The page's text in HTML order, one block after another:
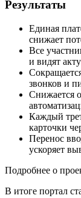
Результаты
Единая
снижает
Все
и видят
звонков и
Снижается
Каждый
карточки
Перенос
ускоряет
Подробнее о
В итоге портал